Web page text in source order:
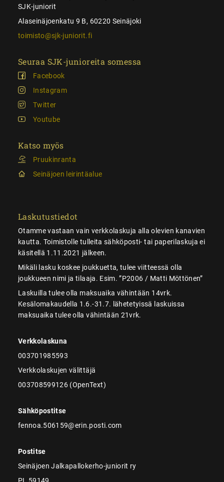
SJK-juniorit
Alaseinäjoenkatu 9 B, 60220 Seinäjoki
toimisto@sjk-juniorit.fi
Seuraa SJK-junioreita somessa
Facebook
Instagram
Twitter
Youtube
Katso myös
Pruukinranta
Seinäjoen leirintäalue
Laskutustiedot
Otamme vastaan vain verkkolaskuja alla olevien kanavien
kautta. Toimistolle tulleita sähköposti- tai paperilaskuja ei
käsitellä 1.11.2021 jälkeen.
Mikäli lasku koskee joukkuetta, tulee viitteessä olla
joukkueen nimi ja tilaaja. Esim. ”P2006 / Matti Möttönen”
Laskuilla tulee olla maksuaika vähintään 14vrk.
Kesälomakaudella 1.6.-31.7. lähetetyissä laskuissa
maksuaika tulee olla vähintään 21vrk.
Verkkolaskuna
003701985593
Verkkolaskujen välittäjä
003708599126 (OpenText)
Sähköpostitse
fennoa.506159@erin.posti.com
Postitse
Seinäjoen Jalkapallokerho-juniorit ry
PL 59149